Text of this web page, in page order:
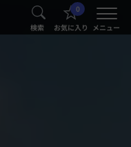
検索
0
お気に入り メニュー
®